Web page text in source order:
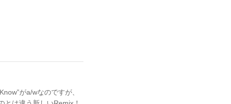
がa/wなのですが、